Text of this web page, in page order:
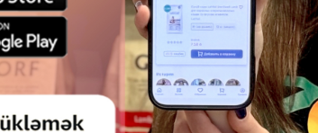
TRIXIE 24791 DOUBLE
ЦВЕТ: MIX. ОБЪЁМ:
МИСКА TRIXIE
ДЛЯ СОБАК